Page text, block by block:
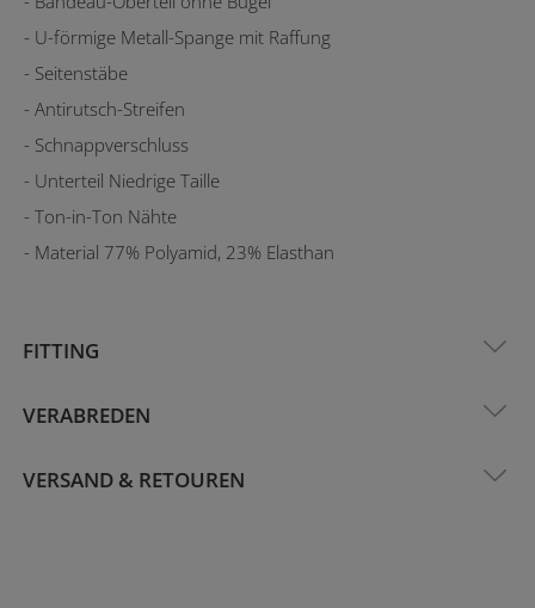
- U-förmige Metall-Spange mit Raffung
- Seitenstäbe
- Antirutsch-Streifen
- Schnappverschluss
- Unterteil Niedrige Taille
- Ton-in-Ton Nähte
- Material 77% Polyamid, 23% Elasthan
FITTING
VERABREDEN
VERSAND & RETOUREN